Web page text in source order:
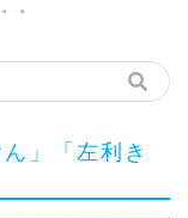
」「左利き